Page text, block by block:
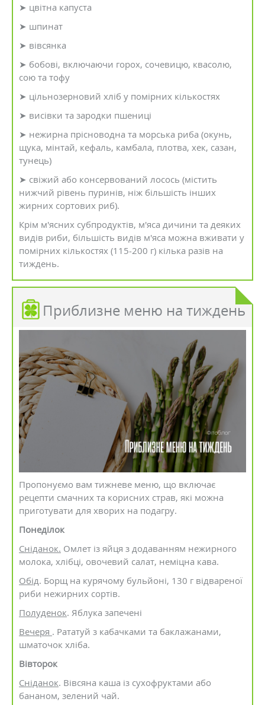
➤ цвітна капуста
➤ шпинат
➤ вівсянка
➤ бобові, включаючи горох, сочевицю, квасолю,
сою та тофу
➤ цільнозерновий хліб у помірних кількостях
➤ висівки та зародки пшениці
➤ нежирна прісноводна та морська риба (окунь,
щука, мінтай, кефаль, камбала, плотва, хек, сазан,
тунець)
➤ свіжий або консервований лосось (містить
нижчий рівень пуринів, ніж більшість інших
жирних сортових риб).
Крім м'ясних субпродуктів, м'яса дичини та деяких
видів риби, більшість видів м'яса можна вживати у
помірних кількостях (115-200 г) кілька разів на
тиждень.
Приблизне меню на тиждень
Пропонуємо вам тижневе меню, що включає
рецепти смачних та корисних страв, які можна
приготувати для хворих на подагру.
Понеділок
Сніданок. Омлет із яйця з додаванням нежирного
молока, хлібці, овочевий салат, неміцна кава.
Обід. Борщ на курячому бульйоні, 130 г відвареної
риби нежирних сортів.
Полуденок. Яблука запечені
Вечеря . Рататуй з кабачками та баклажанами,
шматочок хліба.
Вівторок
Сніданок. Вівсяна каша із сухофруктами або
бананом, зелений чай.